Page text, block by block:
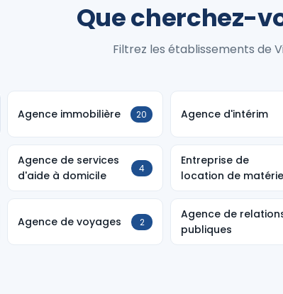
Que cherchez-
Filtrez les établissements de
Agence immobilière 20 Agence d'intérim
Agence de services
d'aide à domicile
4
Entreprise de
location de
Agence de voyages 2
Agence de
publiques